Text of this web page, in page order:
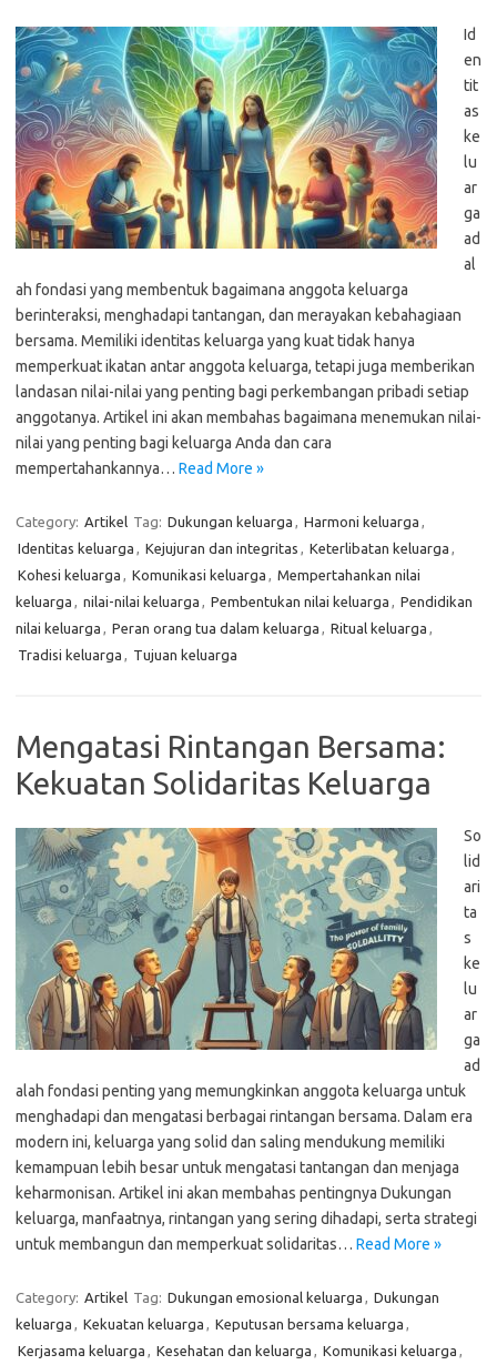
Id
en
tit
as
ke
lu
ar
ga
ad
al
ah fondasi yang membentuk bagaimana anggota keluarga
berinteraksi, menghadapi tantangan, dan merayakan kebahagiaan
bersama. Memiliki identitas keluarga yang kuat tidak hanya
memperkuat ikatan antar anggota keluarga, tetapi juga memberikan
landasan nilai-nilai yang penting bagi perkembangan pribadi setiap
anggotanya. Artikel ini akan membahas bagaimana menemukan nilai-
nilai yang penting bagi keluarga Anda dan cara
mempertahankannya… Read More »
Category: Artikel Tag: Dukungan keluarga , Harmoni keluarga ,
Identitas keluarga , Kejujuran dan integritas , Keterlibatan keluarga ,
Kohesi keluarga , Komunikasi keluarga , Mempertahankan nilai
keluarga , nilai-nilai keluarga , Pembentukan nilai keluarga , Pendidikan
nilai keluarga , Peran orang tua dalam keluarga , Ritual keluarga ,
Tradisi keluarga , Tujuan keluarga
Mengatasi Rintangan Bersama:
Kekuatan Solidaritas Keluarga
So
lid
ari
ta
s
ke
lu
ar
ga
ad
alah fondasi penting yang memungkinkan anggota keluarga untuk
menghadapi dan mengatasi berbagai rintangan bersama. Dalam era
modern ini, keluarga yang solid dan saling mendukung memiliki
kemampuan lebih besar untuk mengatasi tantangan dan menjaga
keharmonisan. Artikel ini akan membahas pentingnya Dukungan
keluarga, manfaatnya, rintangan yang sering dihadapi, serta strategi
untuk membangun dan memperkuat solidaritas… Read More »
Category: Artikel Tag: Dukungan emosional keluarga , Dukungan
keluarga , Kekuatan keluarga , Keputusan bersama keluarga ,
Kerjasama keluarga , Kesehatan dan keluarga , Komunikasi keluarga ,